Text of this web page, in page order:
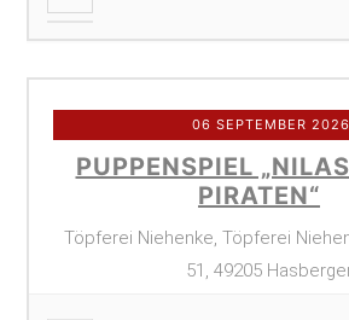
06 SEPTEMBER 2026
PUPPENSPIEL
PIRATEN“
Töpferei Niehenke, Töpferei
51, 49205